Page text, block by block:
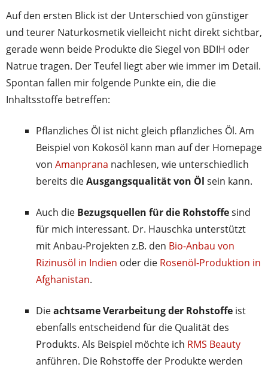
Auf den ersten Blick ist der Unterschied von günstiger
und teurer Naturkosmetik vielleicht nicht direkt sichtbar,
gerade wenn beide Produkte die Siegel von BDIH oder
Natrue tragen. Der Teufel liegt aber wie immer im Detail.
Spontan fallen mir folgende Punkte ein, die die
Inhaltsstoffe betreffen:
Pflanzliches Öl ist nicht gleich pflanzliches Öl. Am
Beispiel von Kokosöl kann man auf der Homepage
von Amanprana nachlesen, wie unterschiedlich
bereits dieAusgangsqualität von Öl sein kann.
Auch die Bezugsquellen für die Rohstoffesind
für mich interessant. Dr. Hauschka unterstützt
mit Anbau-Projekten z.B. den Bio-Anbau von
Rizinusöl in Indien oder die Rosenöl-Produktion in
Afghanistan.
Dieachtsame Verarbeitung der Rohstoffe ist
ebenfalls entscheidend für die Qualität des
Produkts. Als Beispiel möchte ich RMS Beauty
anführen. Die Rohstoffe der Produkte werden